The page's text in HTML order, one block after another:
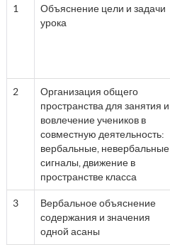
1
Объяснение цели и задачи
урока
2
Организация общего
пространства для занятия и
вовлечение учеников в
совместную деятельность:
вербальные, невербальные
сигналы, движение в
пространстве класса
3
Вербальное объяснение
содержания и значения
одной асаны